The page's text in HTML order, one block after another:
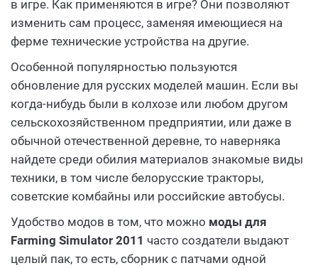
в игре. Как применяются в игре? Они позволяют
изменить сам процесс, заменяя имеющиеся на
ферме технические устройства на другие.
Особенной популярностью пользуются
обновление для русских моделей машин. Если вы
когда-нибудь были в колхозе или любом другом
сельскохозяйственном предприятии, или даже в
обычной отечественной деревне, то наверняка
найдете среди обилия материалов знакомые виды
техники, в том числе белорусские тракторы,
советские комбайны или российские автобусы.
Удобство модов в том, что можно моды для
Farming Simulator 2011 часто создатели выдают
целый пак, то есть, сборник с патчами одной